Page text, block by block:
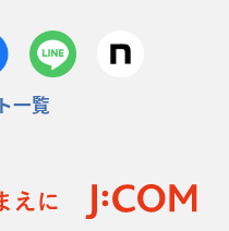
一覧